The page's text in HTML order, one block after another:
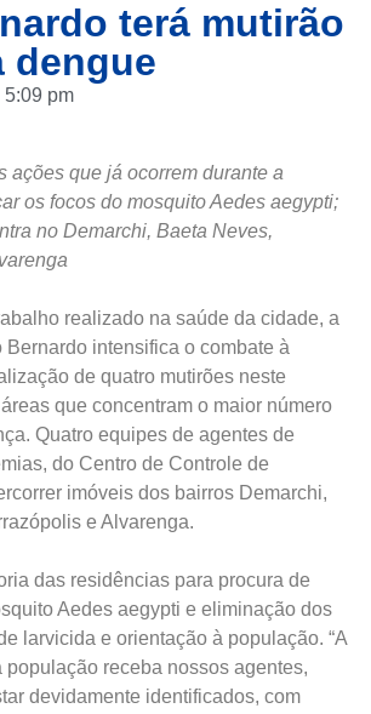
terá mutirão
dengue
5:09 pm
ações que já ocorrem durante a
os focos do mosquito Aedes aegypti;
no Demarchi, Baeta Neves,
realizado na saúde da cidade, a
Bernardo intensifica o combate à
de quatro mutirões neste
que concentram o maior número
Quatro equipes de agentes de
do Centro de Controle de
imóveis dos bairros Demarchi,
e Alvarenga.
das residências para procura de
Aedes aegypti e eliminação dos
larvicida e orientação à população. “A
população receba nossos agentes,
devidamente identificados, com